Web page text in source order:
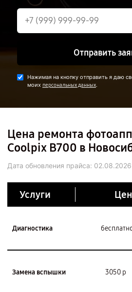
Отправить
Нажимая на кнопку отправить я даю
моих персональных данных.
Цена ремонта
Coolpix B700 в
Дата обновления прайса: 02.08.2026
Услуги
Диагностика
Замена вспышки 3050 р